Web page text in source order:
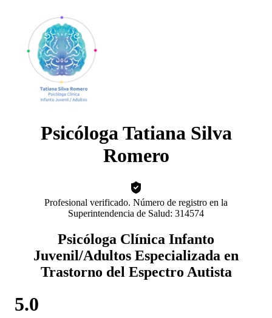
Psicóloga Tatiana Silva
Romero
Profesional verificado. Número de registro en la
Superintendencia de Salud: 314574
Psicóloga Clínica Infanto
Juvenil/Adultos Especializada en
Trastorno del Espectro Autista
5.0